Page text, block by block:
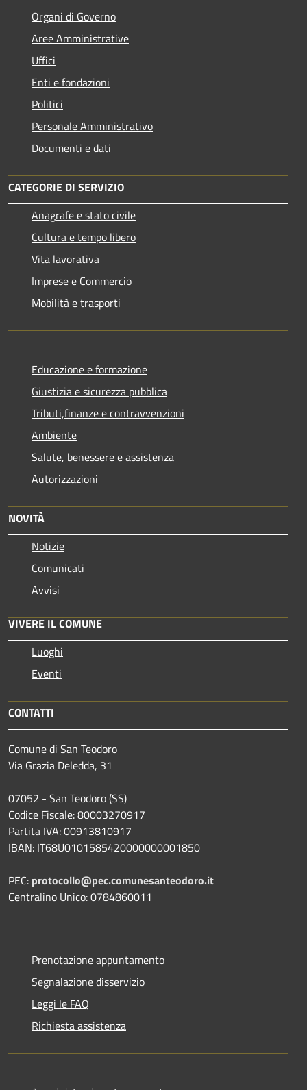
Organi di Governo
Aree Amministrative
Uffici
Enti e fondazioni
Politici
Personale Amministrativo
Documenti e dati
CATEGORIE DI SERVIZIO
Anagrafe e stato civile
Cultura e tempo libero
Vita lavorativa
Imprese e Commercio
Mobilità e trasporti
Educazione e formazione
Giustizia e sicurezza pubblica
Tributi,finanze e contravvenzioni
Ambiente
Salute, benessere e assistenza
Autorizzazioni
NOVITÀ
Notizie
Comunicati
Avvisi
VIVERE IL COMUNE
Luoghi
Eventi
CONTATTI
Comune di San Teodoro
Via Grazia Deledda, 31
07052 - San Teodoro (SS)
Codice Fiscale: 80003270917
Partita IVA: 00913810917
IBAN: IT68U0101585420000000001850
PEC: protocollo@pec.comunesanteodoro.it
Centralino Unico: 0784860011
Prenotazione appuntamento
Segnalazione disservizio
Leggi le FAQ
Richiesta assistenza